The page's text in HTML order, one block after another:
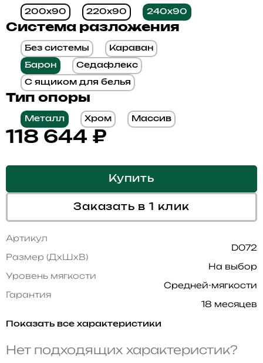
200x90 220x90 240x90
Система разложения
Без системы Караван
Барон Седафлекс
С ящиком для белья
Тип опоры
Металл Хром Массив
118 644 ₽
Купить
Заказать в 1 клик
Артикул
D072
Размер (ДхШхВ)
На выбор
Уровень мягкости
Средней-мягкости
Гарантия
18 месяцев
Показать все характеристики
Нет подходящих характеристик?